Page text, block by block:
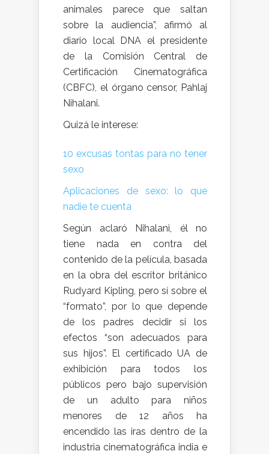
animales parece que saltan
sobre la audiencia”, afirmó al
diario local DNA el presidente
de la Comisión Central de
Certificación Cinematográfica
(CBFC), el órgano censor, Pahlaj
Nihalani.
Quizá le interese:
10 excusas tontas para no tener
sexo
Aplicaciones de sexo: lo que
nadie te cuenta
Según aclaró Nihalani, él no
tiene nada en contra del
contenido de la película, basada
en la obra del escritor británico
Rudyard Kipling, pero sí sobre el
“formato”, por lo que depende
de los padres decidir si los
efectos “son adecuados para
sus hijos”. El certificado UA de
exhibición para todos los
públicos pero bajo supervisión
de un adulto para niños
menores de 12 años ha
encendido las iras dentro de la
industria cinematográfica india e